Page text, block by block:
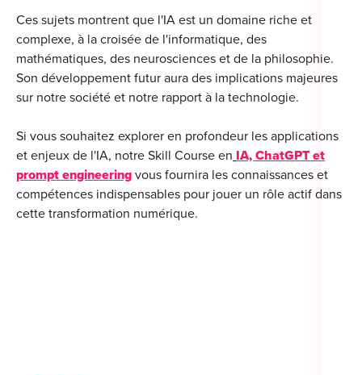
Ces sujets montrent que l'IA est un domaine riche et
complexe, à la croisée de l'informatique, des
mathématiques, des neurosciences et de la philosophie.
Son développement futur aura des implications majeures
sur notre société et notre rapport à la technologie.
Si vous souhaitez explorer en profondeur les applications
et enjeux de l'IA, notre Skill Course en IA, ChatGPT et
prompt engineering vous fournira les connaissances et
compétences indispensables pour jouer un rôle actif dans
cette transformation numérique.